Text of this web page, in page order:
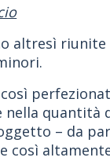
altresì
– da